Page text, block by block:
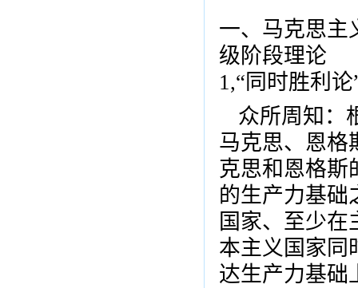
一、马克思主
级阶段理论
1,“同时胜利
众所周知：
马克思、恩格
克思和恩格斯
的生产力基础
国家、至少
本主义国家同
达生产力基础